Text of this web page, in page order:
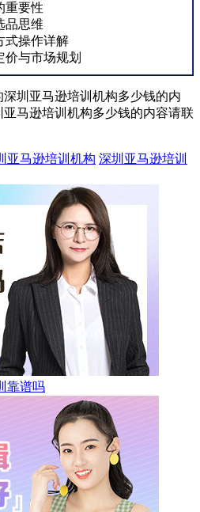
重要性
品思维
式操作详解
价与市场规划
圳亚马逊培训机构多少钱的内
马逊培训机构多少钱的内容请联
亚马逊培训机构 深圳亚马逊培训
靠谱吗